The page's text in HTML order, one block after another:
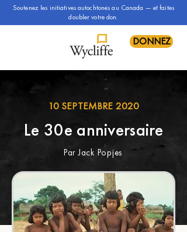
Soutenez les initiatives autochtones au Canada — et faites
doubler votre don.
DONNEZ
10 SEPTEMBRE 2020
Le 30e anniversaire
Par Jack Popjes